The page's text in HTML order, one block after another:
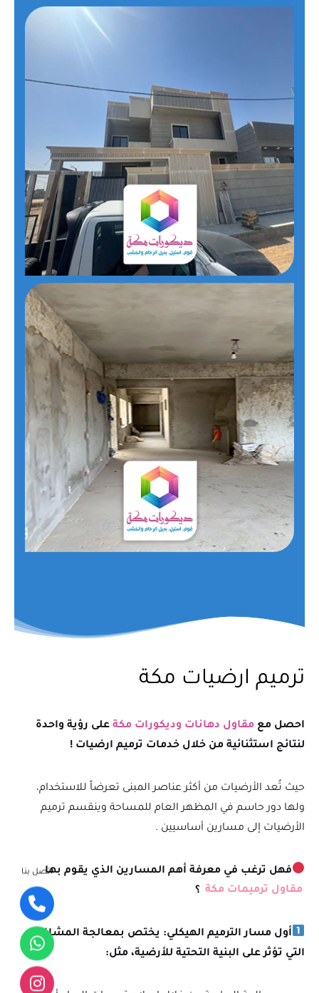
ترميم ارضيات مكة
احصل مع مقاول دهانات وديكورات مكة على رؤية واحدة
لنتائج استثنائية من خلال خدمات ترميم ارضيات !
حيث تُعد الأرضيات من أكثر عناصر المبنى تعرضاً للاستخدام،
ولها دور حاسم في المظهر العام للمساحة وينقسم ترميم
الأرضيات إلى مسارين أساسيين .
فهل ترغب في معرفة أهم المسارين الذي يقوم بها
مقاول ترميمات مكة ؟
أول مسار الترميم الهيكلي: يختص بمعالجة المشاكل
التي تؤثر على البنية التحتية للأرضية، مثل:
اتصل بنا